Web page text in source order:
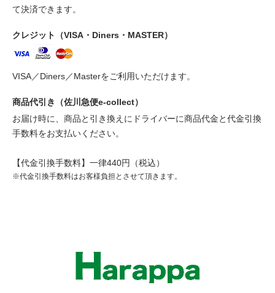
て決済できます。
クレジット（VISA・Diners・MASTER）
VISA／Diners／Masterをご利用いただけます。
商品代引き（佐川急便e-collect）
お届け時に、商品と引き換えにドライバーに商品代金と代金引換
手数料をお支払いください。
【代金引換手数料】一律440円（税込）
※代金引換手数料はお客様負担とさせて頂きます。